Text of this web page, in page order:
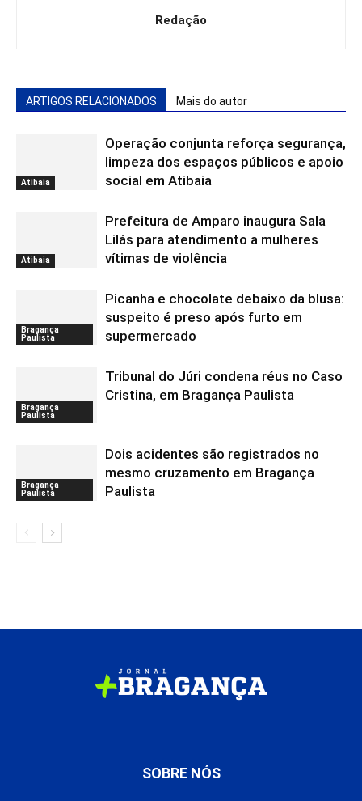
Redação
ARTIGOS RELACIONADOS Mais do autor
Atibaia
Operação conjunta reforça segurança,
limpeza dos espaços públicos e apoio
social em Atibaia
Atibaia
Prefeitura de Amparo inaugura Sala
Lilás para atendimento a mulheres
vítimas de violência
Bragança
Paulista
Picanha e chocolate debaixo da blusa:
suspeito é preso após furto em
supermercado
Bragança
Paulista
Tribunal do Júri condena réus no Caso
Cristina, em Bragança Paulista
Bragança
Paulista
Dois acidentes são registrados no
mesmo cruzamento em Bragança
Paulista
SOBRE NÓS